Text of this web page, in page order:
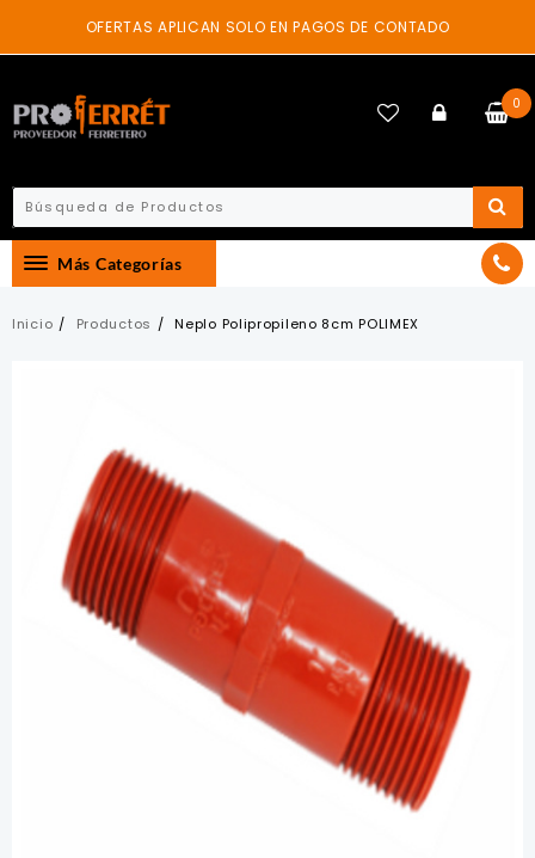
content
OFERTAS APLICAN SOLO EN PAGOS DE CONTADO
0
Más Categorías
Inicio Productos Neplo Polipropileno 8cm POLIMEX